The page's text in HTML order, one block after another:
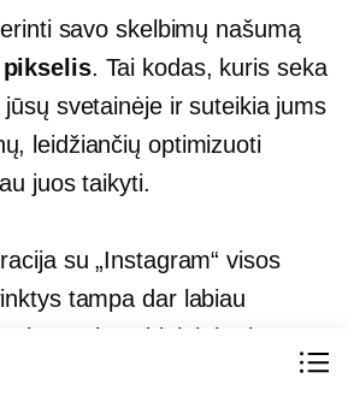
savo skelbimų našumą
pikselis. Tai kodas, kuris seka
svetainėje ir suteikia jums
leidžiančių optimizuoti
juos taikyti.
su „Instagram“ visos
tampa dar labiau
lengvai pasirinkti, kuriuos
Instagram tinkle ir